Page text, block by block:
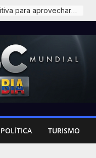
Posesión de Abelardo en Cali: detalles, seguridad y delegaciones internacionales
POLÍTICA TURISMO